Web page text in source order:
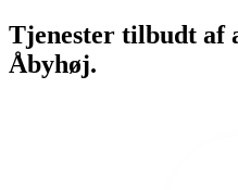
Tjenester tilbudt af
Åbyhøj.